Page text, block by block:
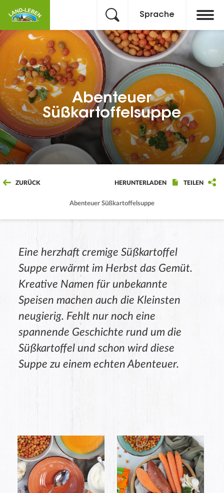
Sprache
Abenteuer
Süßkartoffelsuppe
ZURÜCK
Abenteuer Süßkartoffelsuppe
HERUNTERLADEN TEILEN
Eine herzhaft cremige Süßkartoffel
Suppe erwärmt im Herbst das Gemüt.
Kreative Namen für unbekannte
Speisen machen auch die Kleinsten
neugierig. Fehlt nur noch eine
spannende Geschichte rund um die
Süßkartoffel und schon wird diese
Suppe zu einem echten Abenteuer.